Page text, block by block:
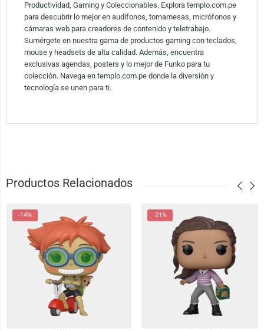
Productividad, Gaming y Coleccionables. Explora templo.com.pe
para descubrir lo mejor en audífonos, tornamesas, micrófonos y
cámaras web para creadores de contenido y teletrabajo.
Sumérgete en nuestra gama de productos gaming con teclados,
mouse y headsets de alta calidad. Además, encuentra
exclusivas agendas, posters y lo mejor de Funko para tu
colección. Navega en templo.com.pe donde la diversión y
tecnología se unen para ti.
Productos Relacionados
-14% -21%